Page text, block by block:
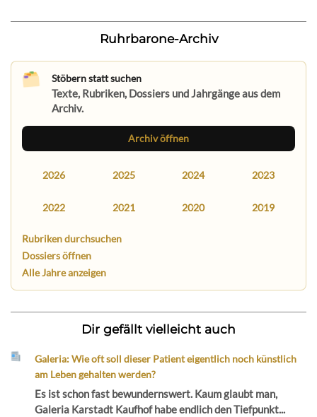
Ruhrbarone-Archiv
Stöbern statt suchen
Texte, Rubriken, Dossiers und Jahrgänge aus dem
Archiv.
Archiv öffnen
2026 2025 2024 2023
2022 2021 2020 2019
Rubriken durchsuchen
Dossiers öffnen
Alle Jahre anzeigen
Dir gefällt vielleicht auch
Galeria: Wie oft soll dieser Patient eigentlich noch künstlich
am Leben gehalten werden?
Es ist schon fast bewundernswert. Kaum glaubt man,
Galeria Karstadt Kaufhof habe endlich den Tiefpunkt...